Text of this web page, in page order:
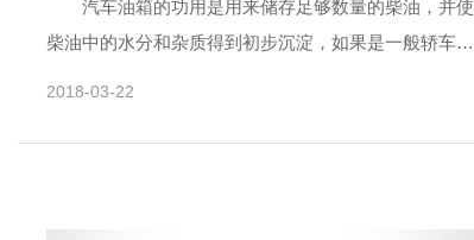
汽车油箱的功用是用来储存足够数量的柴油，并使
柴油中的水分和杂质得到初步沉淀，如果是一般轿车的
2018-03-22